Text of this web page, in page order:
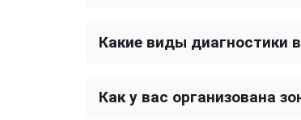
Какие виды диагностики
Как у вас организована